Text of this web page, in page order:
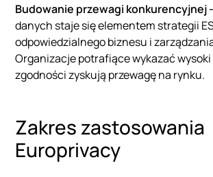
Budowanie przewagi konkurencyjnej
danych staje się elementem strategii
odpowiedzialnego biznesu i
Organizacje potrafiące wykazać wysoki
zgodności zyskują przewagę na rynku.
Zakres zastosowania
Europrivacy